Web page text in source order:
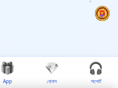
🎁
App
💎
বোনাস
🎧
সাপোর্ট